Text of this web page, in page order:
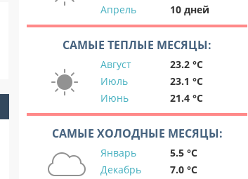
Апрель
10 дней
САМЫЕ ТЕПЛЫЕ МЕСЯЦЫ:
Август
23.2 °C
Июль
23.1 °C
Июнь
21.4 °C
САМЫЕ ХОЛОДНЫЕ МЕСЯЦЫ:
Январь
5.5 °C
Декабрь
7.0 °C